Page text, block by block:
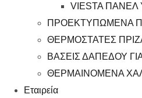
VIESTA
ΠΡΟΕΚΤΥΠΩΜΕΝΑ
ΘΕΡΜΟΣΤΑΤΕΣ
ΒΑΣΕΙΣ ΔΑΠΕΔΟΥ
ΘΕΡΜΑΙΝΟΜΕΝΑ
Εταιρεία